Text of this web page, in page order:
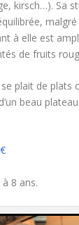
kirsch…). Sa
à elle est
de fruits
plait de plats
beau
8 ans.